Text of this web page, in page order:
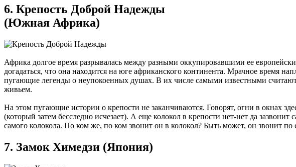
6. Крепость Доброй Надежды
(Южная Африка)
Африка долгое время разрывалась между разными оккупировавшими ее
догадаться, что она находится на юге африканского континента. Мрачное время
пугающие легенды о неупокоенных душах. В их числе самыми известными
живьем.
На этом пугающие истории о крепости не заканчиваются. Говорят, огни в окнах
(который затем бесследно исчезает). А еще колокол в крепости нет-нет да
самого колокола. По ком же, по ком звонит он в колокол? Быть может, он звонит по
7. Замок Химедзи (Япония)